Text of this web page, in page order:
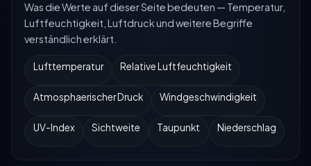
Was die Werte auf dieser Seite bedeuten — Temperatur,
Luftfeuchtigkeit, Luftdruck und weitere Begriffe
verständlich erklärt.
Lufttemperatur Relative Luftfeuchtigkeit
Atmosphaerischer Druck Windgeschwindigkeit
UV-Index Sichtweite Taupunkt Niederschlag